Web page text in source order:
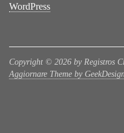
WordPress
Copyright © 2026 by Registros
Aggiornare Theme by